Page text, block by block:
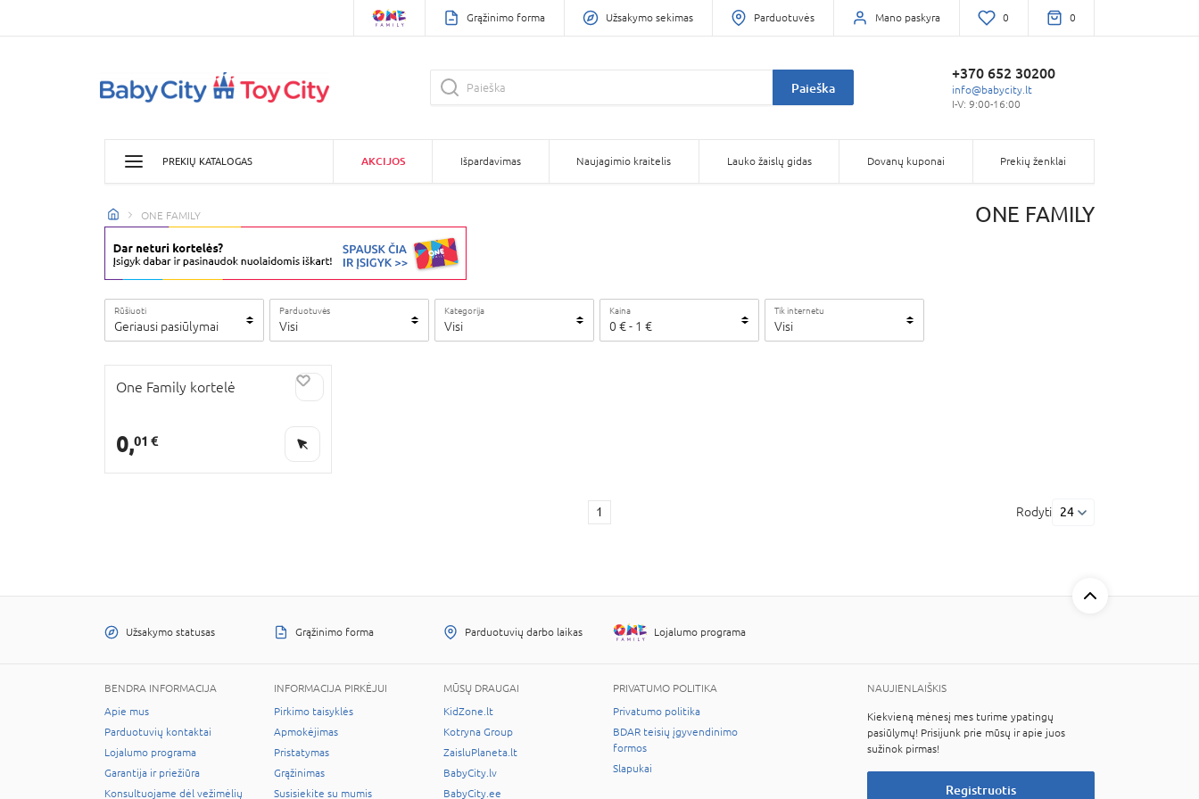
Grąžinimo forma Užsakymo sekimas Parduotuvės Mano paskyra 0 0
Paieška
+370 652 30200
info@babycity.lt
I-V: 9:00-16:00
PREKIŲ KATALOGAS AKCIJOS Išpardavimas Naujagimio kraitelis Lauko žaislų gidas Dovanų kuponai Prekių ženklai
ONE FAMILY ONE FAMILY
Rūšiuoti
Geriausi pasiūlymai
Parduotuvės
Visi
Kategorija
Visi
Kaina
0 €- 1 €
Tik internetu
Visi
One Family kortelė
0,01 €
1 Rodyti 24
Užsakymo statusas Grąžinimo forma Parduotuvių darbo laikas Lojalumo programa
BENDRA INFORMACIJA
Apie mus
Parduotuvių kontaktai
Lojalumo programa
Garantija ir priežiūra
Konsultuojame dėl vežimėlių
INFORMACIJA PIRKĖJUI
Pirkimo taisyklės
Apmokėjimas
Pristatymas
Grąžinimas
Susisiekite su mumis
MŪSŲ DRAUGAI
KidZone.lt
Kotryna Group
ZaisluPlaneta.lt
BabyCity.lv
BabyCity.ee
PRIVATUMO POLITIKA
Privatumo politika
BDAR teisių įgyvendinimo
formos
Slapukai
NAUJIENLAIŠKIS
Kiekvieną mėnesį mes turime ypatingų
pasiūlymų! Prisijunk prie mūsų ir apie juos
sužinok pirmas!
Registruotis